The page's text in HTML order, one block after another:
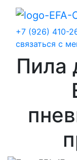
+7 (926) 410-
связаться с
Пила